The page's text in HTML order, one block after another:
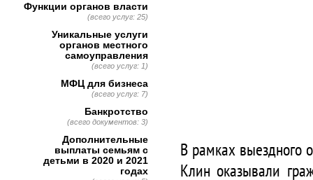
В рамках выездного
Клин оказывали
Функции органов власти
(всего услуг: 25)
Уникальные услуги
органов местного
самоуправления
(всего услуг: 1)
МФЦ для бизнеса
(всего услуг: 7)
Банкротство
(всего документов: 3)
Дополнительные
выплаты семьям с
детьми в 2020 и 2021
годах